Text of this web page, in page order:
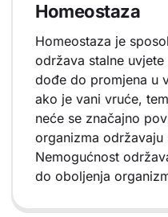
Homeostaza
Homeostaza je
održava stalne
dođe do promjena u
ako je vani vruće,
neće se značajno
organizma održavaju
Nemogućnost
do oboljenja